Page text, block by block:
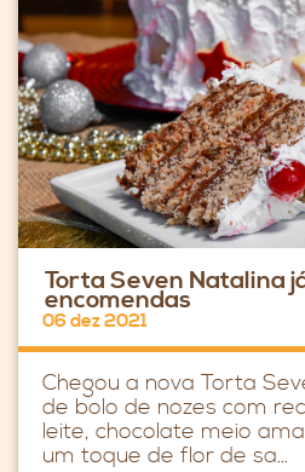
Torta Seven Natalina
encomendas
06 dez 2021
Chegou a nova Torta
de bolo de nozes com
leite, chocolate meio
um toque de flor de sa...